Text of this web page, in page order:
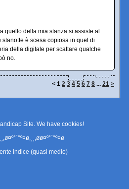
quello della mia stanza si assiste al
è scesa copiosa in quel di
della digitale per scattare qualche
no.
< 1 2 3 4 5 6 7 8 ... 21 >
Site. We have cookies!
indice (quasi medio)